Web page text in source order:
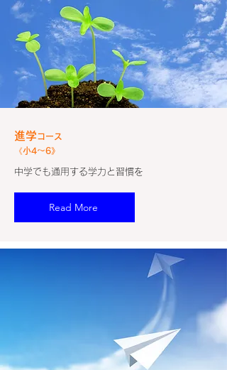
進学コース
《小4～6》
中学でも通用する学力と習慣を
Read More